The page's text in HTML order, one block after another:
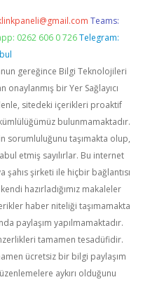
Teams:
0262 606 0 726 Telegram:
gereğince Bilgi Teknolojileri
onaylanmış bir Yer Sağlayıcı
sitedeki içerikleri proaktif
bulunmamaktadır.
sorumluluğunu taşımakta olup,
etmiş sayılırlar. Bu internet
şirketi ile hiçbir bağlantısı
hazırladığımız makaleler
haber niteliği taşımamakta
paylaşım yapılmamaktadır.
tamamen tesadüfidir.
ücretsiz bir bilgi paylaşım
aykırı olduğunu